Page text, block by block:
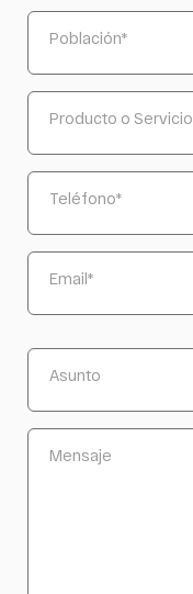
Población*
Producto o Servicio
Teléfono*
Email*
Asunto
Mensaje